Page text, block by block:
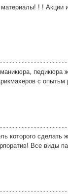
! ! Акции
педикюра
с опытьм
которого сделать
Все виды